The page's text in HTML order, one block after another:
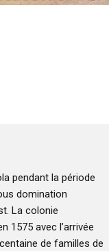
pendant la période
domination
La colonie
1575 avec l’arrivée
de familles de